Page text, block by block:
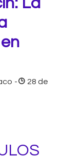
-
28 de